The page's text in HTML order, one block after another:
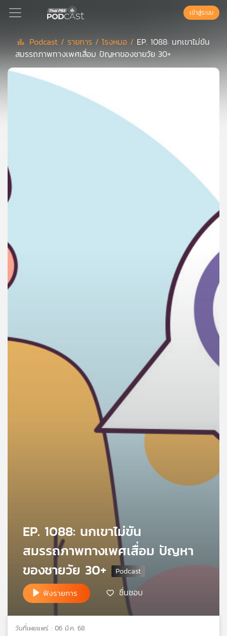
Podcast
เพล
ย์
ลิ
เพลง
ข่าว
แผนที่
เครือ
เข้าสู่ระบบ
Podcast / รายการ /โรงหมอ / EP. 1088: นกเขาไม่ขัน
สมรรถภาพทางเพศเสื่อม ปัญหาของชายวัย 30+
EP. 1088: นกเขาไม่ขัน
สมรรถภาพทางเพศเสื่อม ปัญหา
ของชายวัย 30+
ฟังรายการ ชื่นชอบ
วันที่เผยแพร่ : 06 มี.ค. 68